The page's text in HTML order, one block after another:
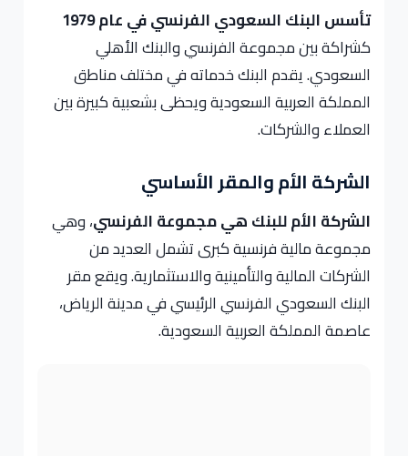
تأسس البنك السعودي الفرنسي في عام 1979
كشراكة بين مجموعة الفرنسي والبنك الأهلي
السعودي. يقدم البنك خدماته في مختلف مناطق
المملكة العربية السعودية ويحظى بشعبية كبيرة بين
العملاء والشركات.
الشركة الأم والمقر الأساسي
الشركة الأم للبنك هي مجموعة الفرنسي، وهي
مجموعة مالية فرنسية كبرى تشمل العديد من
الشركات المالية والتأمينية والاستثمارية. ويقع مقر
البنك السعودي الفرنسي الرئيسي في مدينة الرياض،
عاصمة المملكة العربية السعودية.